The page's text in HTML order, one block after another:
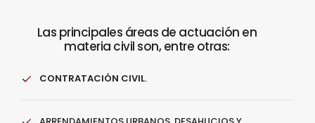
Las principales áreas de actuación en
materia civil son, entre otras:
CONTRATACIÓN CIVIL.